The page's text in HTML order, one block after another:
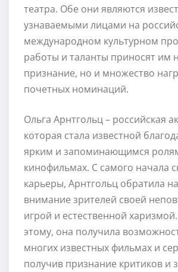
театра. Обе они являются
узнаваемыми лицами на
международном культурном
работы и таланты приносят им
признание, но и множество
почетных номинаций.
Ольга Арнтгольц – российская
которая стала известной
ярким и запоминающимся
кинофильмах. С самого начала
карьеры, Арнтгольц обратила
внимание зрителей своей
игрой и естественной
этому, она получила
многих известных фильмах и
получив признание критиков и